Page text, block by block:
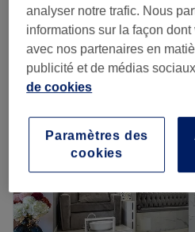
50 min
Je veux en savoir plus
Lundi
Mardi
Mercredi
Jeudi
Vendredi
Samedi
Dimanche
Le Spa by Sothys - Relais de
analyser notre trafic. Nous
informations sur la façon
avec nos partenaires en
publicité et de médias
de cookies
Paramètres des
cookies